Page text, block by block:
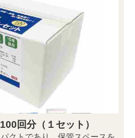
回分（１セット）